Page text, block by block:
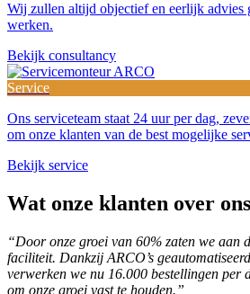
Wij zullen altijd objectief en eerlijk advies
werken.
Bekijk consultancy
Service
Ons serviceteam staat 24 uur per dag,
om onze klanten van de best mogelijke
Bekijk service
Wat onze klanten over
“Door onze groei van 60% zaten we aan
faciliteit. Dankzij ARCO’s
verwerken we nu 16.000 bestellingen per
om onze groei vast te houden.”